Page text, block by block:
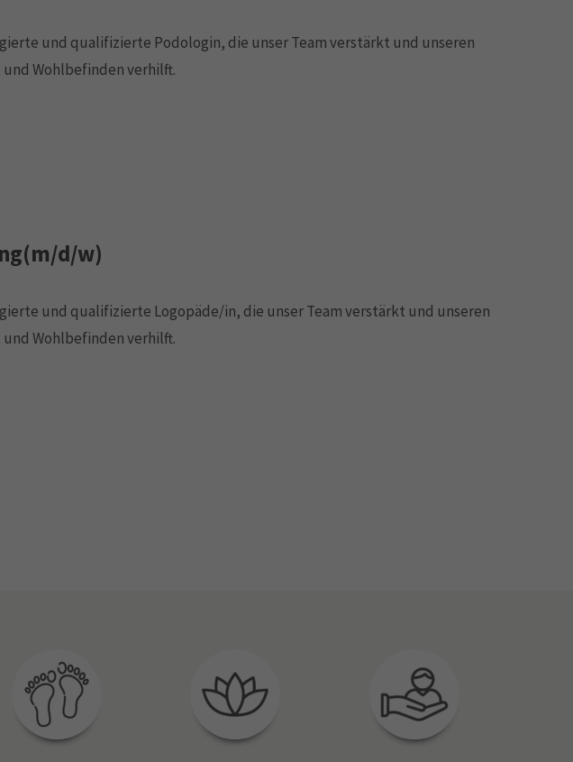
und qualifizierte Podologin, die unser Team verstärkt und unseren
Wohlbefinden verhilft.
d/w)
und qualifizierte Logopäde/in, die unser Team verstärkt und unseren
Wohlbefinden verhilft.